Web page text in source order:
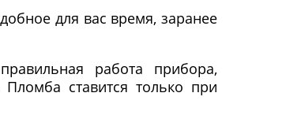
для вас время, заранее
работа прибора,
Пломба ставится только при